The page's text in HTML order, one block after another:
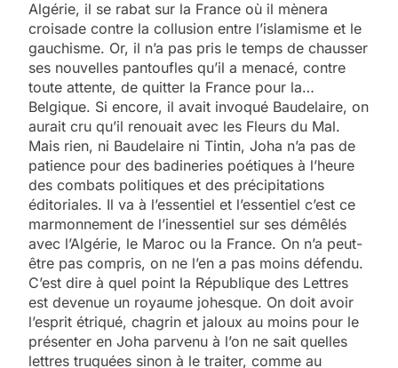
Algérie, il se rabat sur la France où il mènera
croisade contre la collusion entre l’islamisme et le
gauchisme. Or, il n’a pas pris le temps de chausser
ses nouvelles pantoufles qu’il a menacé, contre
toute attente, de quitter la France pour la…
Belgique. Si encore, il avait invoqué Baudelaire, on
aurait cru qu’il renouait avec les Fleurs du Mal.
Mais rien, ni Baudelaire ni Tintin, Joha n’a pas de
patience pour des badineries poétiques à l’heure
des combats politiques et des précipitations
éditoriales. Il va à l’essentiel et l’essentiel c’est ce
marmonnement de l’inessentiel sur ses démêlés
avec l’Algérie, le Maroc ou la France. On n’a peut-
être pas compris, on ne l’en a pas moins défendu.
C’est dire à quel point la République des Lettres
est devenue un royaume johesque. On doit avoir
l’esprit étriqué, chagrin et jaloux au moins pour le
présenter en Joha parvenu à l’on ne sait quelles
lettres truquées sinon à le traiter, comme au